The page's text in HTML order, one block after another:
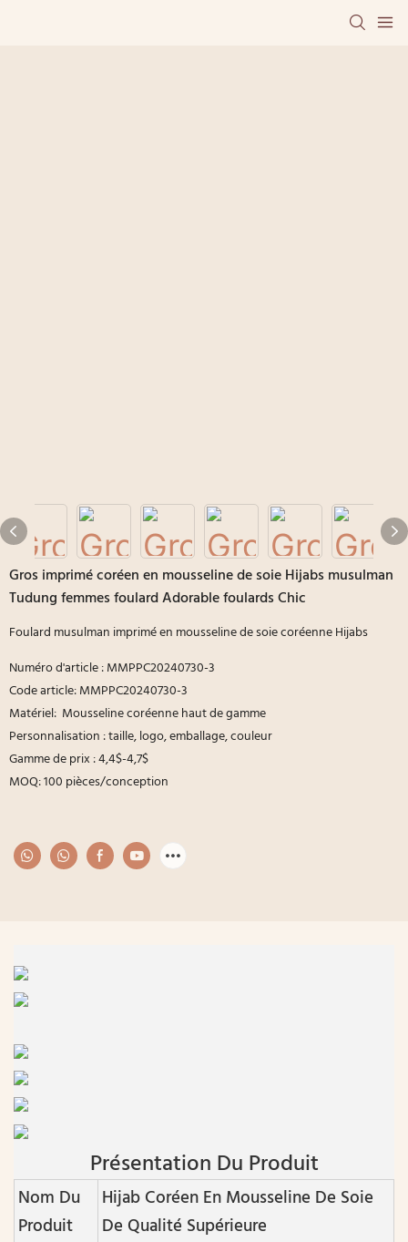
Gros imprimé coréen en mousseline de soie Hijabs musulman
Tudung femmes foulard Adorable foulards Chic
Foulard musulman imprimé en mousseline de soie coréenne Hijabs
Numéro d'article : MMPPC20240730-3
Code article: MMPPC20240730-3
Matériel: Mousseline coréenne haut de gamme
Personnalisation : taille, logo, emballage, couleur
Gamme de prix : 4,4$-4,7$
MOQ: 100 pièces/conception
Présentation Du Produit
Nom Du
Produit
Hijab Coréen En Mousseline De Soie
De Qualité Supérieure